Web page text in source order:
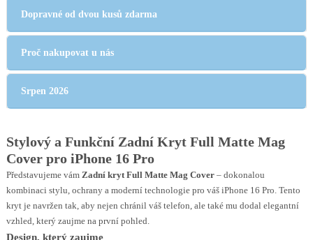
Dopravné od dvou kusů zdarma
Proč nakupovat u nás
Srpen 2026
Stylový a Funkční Zadní Kryt Full Matte Mag
Cover pro iPhone 16 Pro
Představujeme vám Zadní kryt Full Matte Mag Cover– dokonalou
kombinaci stylu, ochrany a moderní technologie pro váš iPhone 16 Pro. Tento
kryt je navržen tak, aby nejen chránil váš telefon, ale také mu dodal elegantní
vzhled, který zaujme na první pohled.
Design, který zaujme